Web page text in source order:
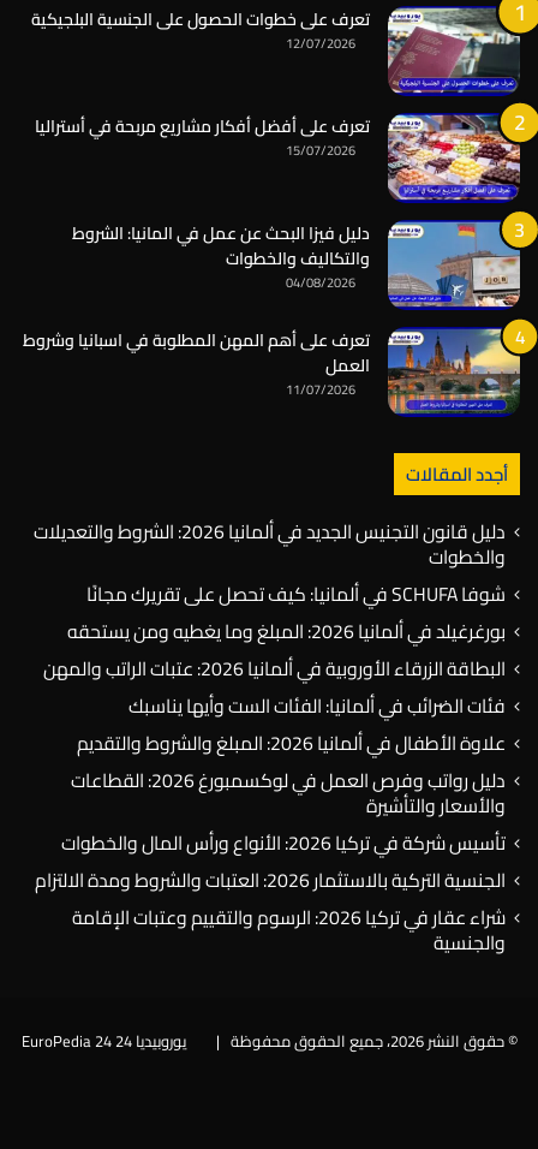
تعرف على خطوات الحصول على الجنسية البلجيكية
12/07/2026
تعرف على أفضل أفكار مشاريع مربحة في أستراليا
15/07/2026
دليل فيزا البحث عن عمل في المانيا: الشروط
والتكاليف والخطوات
04/08/2026
تعرف على أهم المهن المطلوبة في اسبانيا وشروط
العمل
11/07/2026
أجدد المقالات
دليل قانون التجنيس الجديد في ألمانيا 2026: الشروط والتعديلات
والخطوات
شوفا SCHUFA في ألمانيا: كيف تحصل على تقريرك مجانًا
بورغرغيلد في ألمانيا 2026: المبلغ وما يغطيه ومن يستحقه
البطاقة الزرقاء الأوروبية في ألمانيا 2026: عتبات الراتب والمهن
فئات الضرائب في ألمانيا: الفئات الست وأيها يناسبك
علاوة الأطفال في ألمانيا 2026: المبلغ والشروط والتقديم
دليل رواتب وفرص العمل في لوكسمبورغ 2026: القطاعات
والأسعار والتأشيرة
تأسيس شركة في تركيا 2026: الأنواع ورأس المال والخطوات
الجنسية التركية بالاستثمار 2026: العتبات والشروط ومدة الالتزام
شراء عقار في تركيا 2026: الرسوم والتقييم وعتبات الإقامة
والجنسية
© حقوق النشر 2026، جميع الحقوق محفوظة | يوروبيديا 24 EuroPedia 24